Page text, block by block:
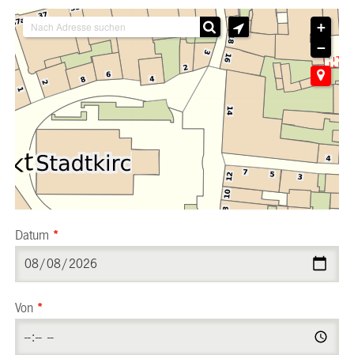
+
−
Datum *
Von *